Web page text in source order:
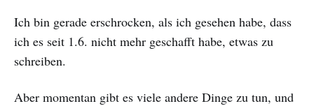
Ich bin gerade erschrocken, als ich gesehen habe, dass
ich es seit 1.6. nicht mehr geschafft habe, etwas zu
schreiben.
Aber momentan gibt es viele andere Dinge zu tun, und